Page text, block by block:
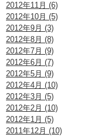
2012年11月 (6)
2012年10月 (5)
2012年9月 (3)
2012年8月 (8)
2012年7月 (9)
2012年6月 (7)
2012年5月 (9)
2012年4月 (10)
2012年3月 (5)
2012年2月 (10)
2012年1月 (5)
2011年12月 (10)